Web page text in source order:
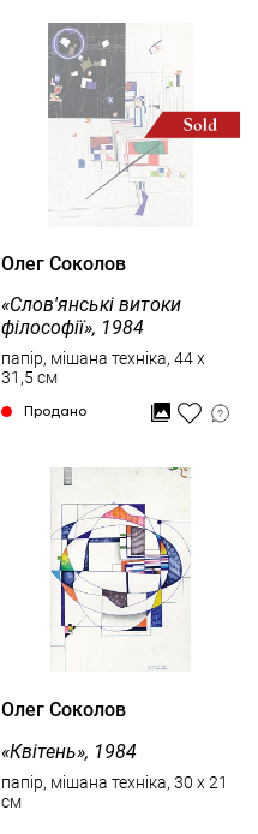
Олег Соколов
«Слов'янські витоки
філософії», 1984
папір, мішана техніка, 44 x
31,5 см
Продано
Олег Соколов
«Квітень», 1984
папір, мішана техніка, 30 x 21
см